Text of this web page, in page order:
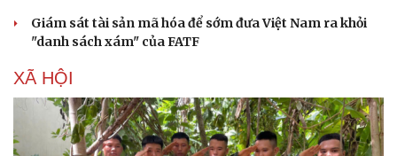
Du lịch
Tư vấn
check-in
Podcast
Kể chuyện cho bé
Hạt giống tâm hồn
Giám sát tài sản mã hóa để sớm đưa Việt Nam ra khỏi
"danh sách xám" của FATF
XÃ HỘI